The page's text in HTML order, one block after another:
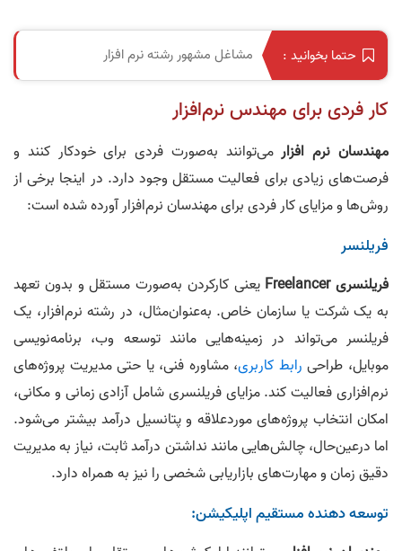
حتما بخوانید : مشاغل مشهور رشته نرم‌ افزار
کار فردی برای مهندس نرم‌افزار
مهندسان نرم‌ افزارمی‌توانند به‌صورت فردی برای خودکار کنند و
فرصت‌های زیادی برای فعالیت مستقل وجود دارد. در اینجا برخی از
روش‌ها و مزایای کار فردی برای مهندسان نرم‌افزار آورده شده است:
فریلنسر
فریلنسری Freelancer
یعنی کارکردن به‌صورت مستقل و بدون تعهد
به یک شرکت یا سازمان خاص. به‌عنوان‌مثال، در رشته نرم‌افزار، یک
فریلنسر می‌تواند در زمینه‌هایی مانند توسعه وب، برنامه‌نویسی
موبایل، طراحی رابط کاربری، مشاوره فنی، یا حتی مدیریت پروژه‌های
نرم‌افزاری فعالیت کند. مزایای فریلنسری شامل آزادی زمانی و مکانی،
امکان انتخاب پروژه‌های موردعلاقه و پتانسیل درآمد بیشتر می‌شود.
اما درعین‌حال، چالش‌هایی مانند نداشتن درآمد ثابت، نیاز به مدیریت
دقیق زمان و مهارت‌های بازاریابی شخصی را نیز به همراه دارد.
توسعه‌ دهنده مستقیم اپلیکیشن: